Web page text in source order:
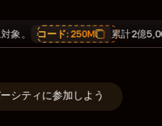
コード: 250M 累計2億5,000
シティに参加しよう